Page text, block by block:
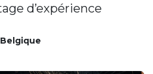
d’expérience
Belgique